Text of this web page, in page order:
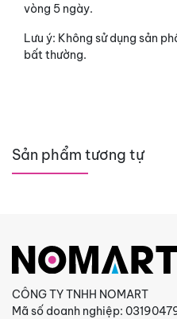
vòng 5 ngày.
Lưu ý: Không sử dụng sản
bất thường.
Sản phẩm tương tự
CÔNG TY TNHH NOMART
Mã số doanh nghiệp: